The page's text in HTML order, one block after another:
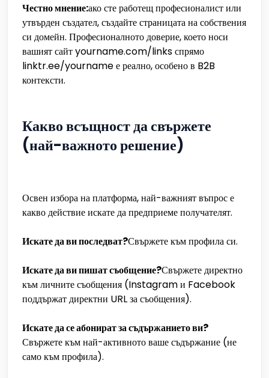
Честно мнение:ако сте работещ професионалист или
утвърден създател, създайте страницата на собствения
си домейн. Професионалното доверие, което носи
вашият сайт yourname.com/links спрямо
linktr.ee/yourname е реално, особено в B2B
контексти.
Какво всъщност да свържете
(най-важното решение)
Освен избора на платформа, най-важният въпрос е
какво действие искате да предприеме получателят.
Искате да ви последват?Свържете към профила си.
Искате да ви пишат съобщение?Свържете директно
към личните съобщения (Instagram и Facebook
поддържат директни URL за съобщения).
Искате да се абонират за съдържанието ви?
Свържете към най-активното ваше съдържание (не
само към профила).